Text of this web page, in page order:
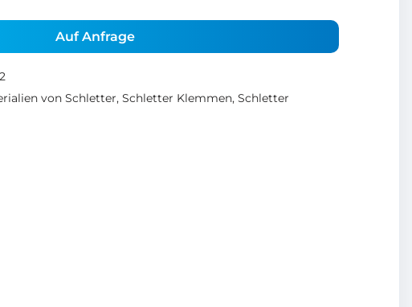
Auf Anfrage
von Schletter, Schletter Klemmen, Schletter